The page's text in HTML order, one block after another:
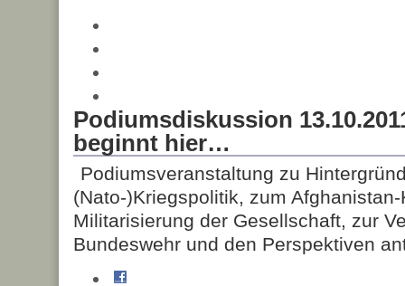
Podiumsdiskussion
beginnt hier…
Podiumsveranstaltung zu
(Nato-)Kriegspolitik, zum
Militarisierung der Gesellschaft, zur
Bundeswehr und den Perspektiven